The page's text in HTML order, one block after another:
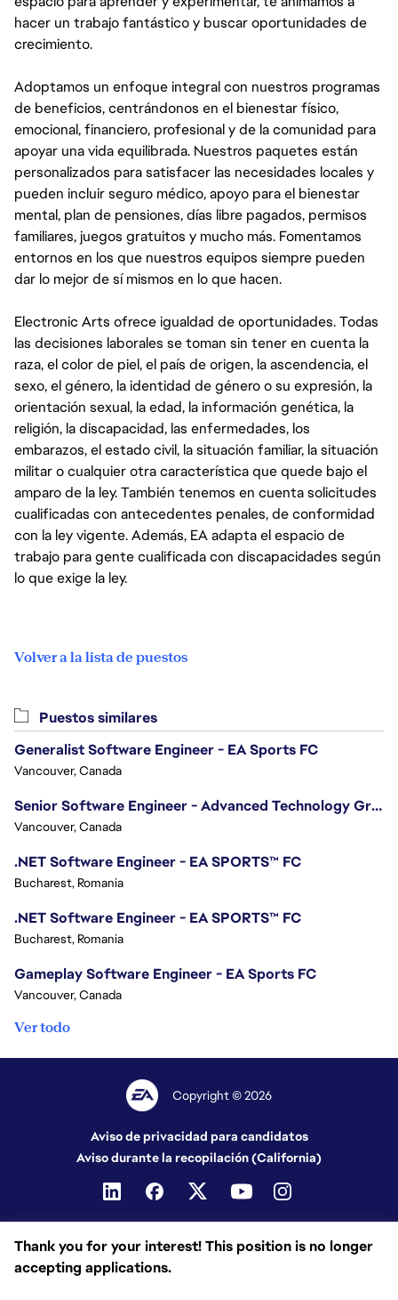
hacer un trabajo fantástico y buscar oportunidades de
crecimiento.
Adoptamos un enfoque integral con nuestros programas
de beneficios, centrándonos en el bienestar físico,
emocional, financiero, profesional y de la comunidad para
apoyar una vida equilibrada. Nuestros paquetes están
personalizados para satisfacer las necesidades locales y
pueden incluir seguro médico, apoyo para el bienestar
mental, plan de pensiones, días libre pagados, permisos
familiares, juegos gratuitos y mucho más. Fomentamos
entornos en los que nuestros equipos siempre pueden
dar lo mejor de sí mismos en lo que hacen.
Electronic Arts ofrece igualdad de oportunidades. Todas
las decisiones laborales se toman sin tener en cuenta la
raza, el color de piel, el país de origen, la ascendencia, el
sexo, el género, la identidad de género o su expresión, la
orientación sexual, la edad, la información genética, la
religión, la discapacidad, las enfermedades, los
embarazos, el estado civil, la situación familiar, la situación
militar o cualquier otra característica que quede bajo el
amparo de la ley. También tenemos en cuenta solicitudes
cualificadas con antecedentes penales, de conformidad
con la ley vigente. Además, EA adapta el espacio de
trabajo para gente cualificada con discapacidades según
lo que exige la ley.
Volver a la lista de puestos
Thank you for your interest! This position is no longer
accepting applications.
Puestos similares
Generalist Software Engineer - EA Sports FC
Vancouver, Canada
Senior Software Engineer - Advanced Technology Group
Vancouver, Canada
.NET Software Engineer - EA SPORTS™ FC
Bucharest, Romania
.NET Software Engineer - EA SPORTS™ FC
Bucharest, Romania
Gameplay Software Engineer - EA Sports FC
Vancouver, Canada
Ver todo
Copyright © 2026
Aviso de privacidad para candidatos
Aviso durante la recopilación (California)